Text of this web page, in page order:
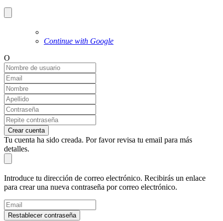
Continue with Google
O
Crear cuenta
Tu cuenta ha sido creada. Por favor revisa tu email para más
detalles.
Introduce tu dirección de correo electrónico. Recibirás un enlace
para crear una nueva contraseña por correo electrónico.
Restablecer contraseña